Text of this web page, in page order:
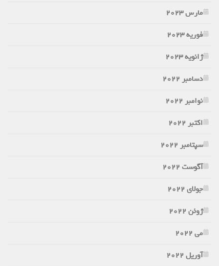
مارس 2023
فوریه 2023
ژانویه 2023
دسامبر 2022
نوامبر 2022
اکتبر 2022
سپتامبر 2022
آگوست 2022
جولای 2022
ژوئن 2022
می 2022
آوریل 2022